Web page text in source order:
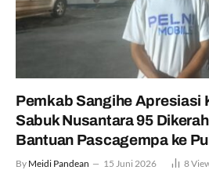
Pemkab Sangihe Apresiasi
Sabuk Nusantara 95
Bantuan Pascagempa ke
By Meidi Pandean 15 Juni 2026 8